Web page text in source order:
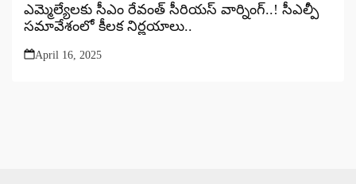
ఎమ్మెల్యేలకు సీఎం రేవంత్ సీరియస్ వార్నింగ్..! సీఎల్పీ
సమావేశంలో కీలక నిర్ణయాలు..
April 16, 2025